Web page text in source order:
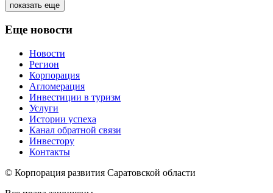
показать еще
Еще новости
Новости
Регион
Корпорация
Агломерация
Инвестиции в туризм
Услуги
Истории успеха
Канал обратной связи
Инвестору
Контакты
© Корпорация развития Саратовской области